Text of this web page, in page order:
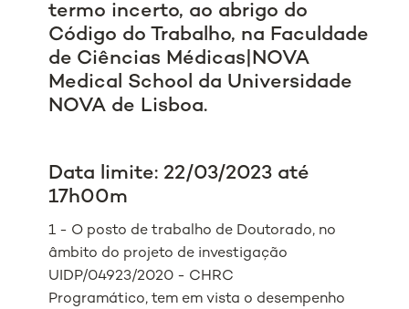
termo incerto, ao abrigo do
Código do Trabalho, na Faculdade
de Ciências Médicas|NOVA
Medical School da Universidade
NOVA de Lisboa.
Data limite: 22/03/2023 até
17h00m
1 - O posto de trabalho de Doutorado, no
âmbito do projeto de investigação
UIDP/04923/2020 - CHRC
Programático, tem em vista o desempenho